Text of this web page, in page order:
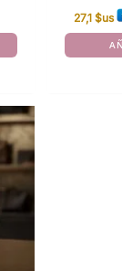
27,1$us